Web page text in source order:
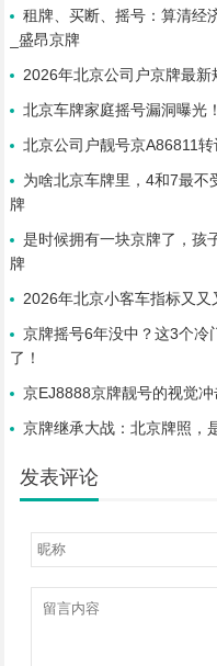
租牌、买断、摇号：算清经
_盛昂京牌
2026年北京公司户京牌最
北京车牌家庭摇号漏洞曝光
北京公司户靓号京A86811
为啥北京车牌里，4和7最不
牌
是时候拥有一块京牌了，孩
牌
2026年北京小客车指标又
京牌摇号6年没中？这3个冷
了！
京EJ8888京牌靓号的视觉
京牌继承大战：北京牌照，
发表评论